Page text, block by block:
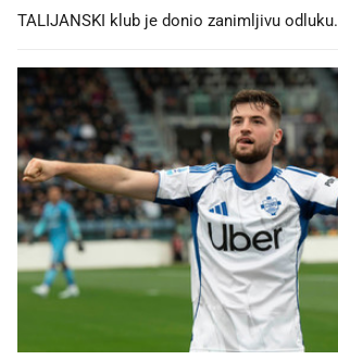
TALIJANSKI klub je donio zanimljivu odluku.